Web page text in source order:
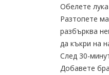
Обелете
Разтопете
разбърква
да къкри на
След 30-
Добавете